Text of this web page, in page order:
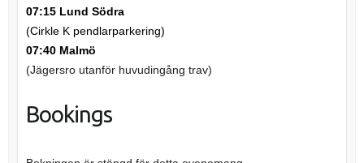
07:15 Lund Södra
(Cirkle K pendlarparkering)
07:40 Malmö
(Jägersro utanför huvudingång trav)
Bookings